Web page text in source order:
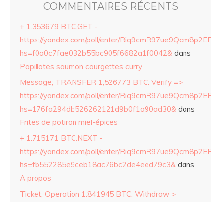
COMMENTAIRES RÉCENTS
+ 1.353679 BTC.GET -
https://yandex.com/poll/enter/
hs=f0a0c7fae032b55bc905f6682a1f0042& dans
Papillotes saumon courgettes curry
Message; TRANSFER 1,526773 BTC. Verify =>
https://yandex.com/poll/enter/
hs=176fa294db526262121d9b0f1a90ad30& dans
Frites de potiron miel-épices
+ 1.715171 BTC.NEXT -
https://yandex.com/poll/enter/
hs=fb552285e9ceb18ac76bc2de4eed79c3& dans
A propos
Ticket; Operation 1.841945 BTC. Withdraw >